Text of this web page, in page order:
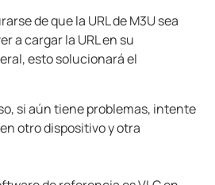
de que la URL de M3U sea
a cargar la URL en su
esto solucionará el
si aún tiene problemas, intente
otro dispositivo y otra